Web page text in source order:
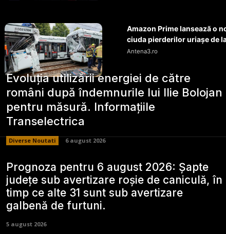
Amazon Prime lansează o
ciuda pierderilor uriașe de
Antena3.ro
Evoluția utilizării energiei de către
români după îndemnurile lui Ilie Bolojan
pentru măsură. Informațiile
Transelectrica
Diverse Noutati 6 august 2026
Prognoza pentru 6 august 2026: Șapte
județe sub avertizare roșie de caniculă, în
timp ce alte 31 sunt sub avertizare
galbenă de furtuni.
5 august 2026